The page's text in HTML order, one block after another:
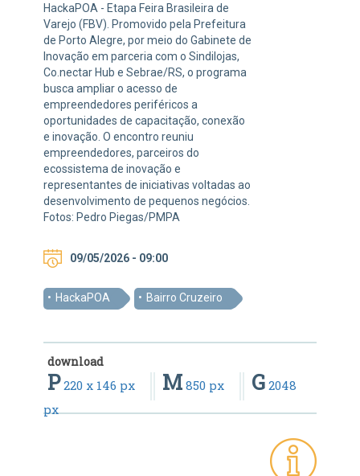
HackaPOA - Etapa Feira Brasileira de
Varejo (FBV). Promovido pela Prefeitura
de Porto Alegre, por meio do Gabinete de
Inovação em parceria com o Sindilojas,
Co.nectar Hub e Sebrae/RS, o programa
busca ampliar o acesso de
empreendedores periféricos a
oportunidades de capacitação, conexão
e inovação. O encontro reuniu
empreendedores, parceiros do
ecossistema de inovação e
representantes de iniciativas voltadas ao
desenvolvimento de pequenos negócios.
Fotos: Pedro Piegas/PMPA
09/05/2026 - 09:00
HackaPOA Bairro Cruzeiro
download
P220 x 146 px M 850 px G 2048
px